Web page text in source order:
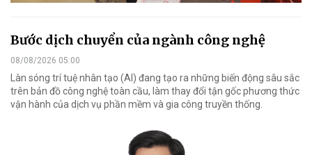
Bước dịch chuyển của ngành công nghệ
08/08/2026 05:00
Làn sóng trí tuệ nhân tạo (AI) đang tạo ra những biến động sâu sắc
trên bản đồ công nghệ toàn cầu, làm thay đổi tận gốc phương thức
vận hành của dịch vụ phần mềm và gia công truyền thống.